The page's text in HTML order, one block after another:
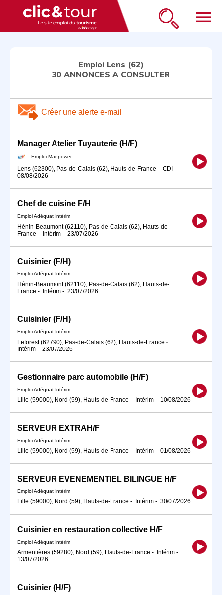
menu
Emploi Lens (62)
30 ANNONCES A CONSULTER
Créer une alerte e-mail
Manager Atelier Tuyauterie (H/F)
Emploi Manpower
Lens (62300), Pas-de-Calais (62), Hauts-de-France - CDI -
08/08/2026
Chef de cuisine F/H
Emploi Adéquat Intérim
Hénin-Beaumont (62110), Pas-de-Calais (62), Hauts-de-
France - Intérim - 23/07/2026
Cuisinier (F/H)
Emploi Adéquat Intérim
Hénin-Beaumont (62110), Pas-de-Calais (62), Hauts-de-
France - Intérim - 23/07/2026
Cuisinier (F/H)
Emploi Adéquat Intérim
Leforest (62790), Pas-de-Calais (62), Hauts-de-France -
Intérim - 23/07/2026
Gestionnaire parc automobile (H/F)
Emploi Adéquat Intérim
Lille (59000), Nord (59), Hauts-de-France - Intérim - 10/08/2026
SERVEUR EXTRAH/F
Emploi Adéquat Intérim
Lille (59000), Nord (59), Hauts-de-France - Intérim - 01/08/2026
SERVEUR EVENEMENTIEL BILINGUE H/F
Emploi Adéquat Intérim
Lille (59000), Nord (59), Hauts-de-France - Intérim - 30/07/2026
Cuisinier en restauration collective H/F
Emploi Adéquat Intérim
Armentières (59280), Nord (59), Hauts-de-France - Intérim -
13/07/2026
Cuisinier (H/F)